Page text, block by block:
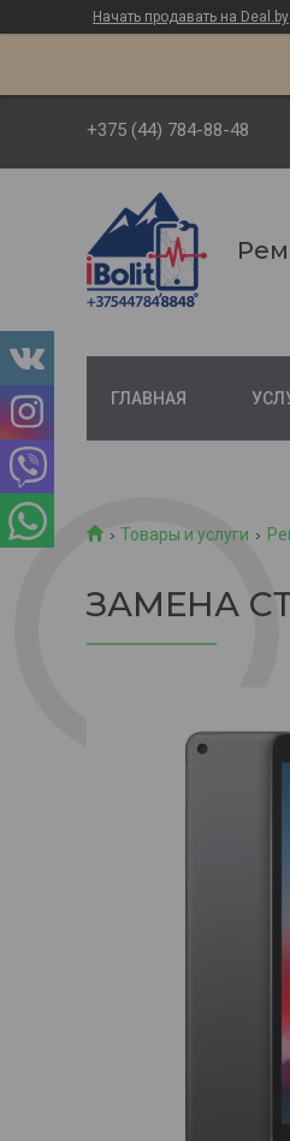
Начать продавать на Deal.by
+375 (44) 784-88-48
ГЛАВНАЯ
Товары и услуги
ЗАМЕНА